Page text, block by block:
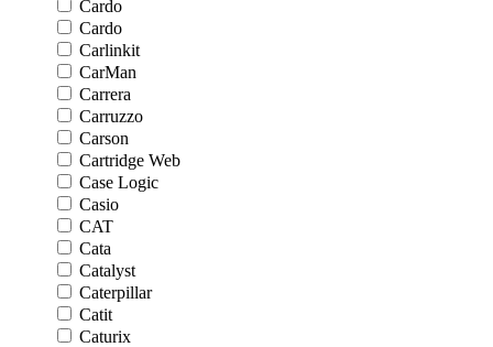
Cardo
Cardo
Carlinkit
CarMan
Carrera
Carruzzo
Carson
Cartridge Web
Case Logic
Casio
CAT
Cata
Catalyst
Caterpillar
Catit
Caturix